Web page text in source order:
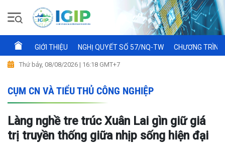
GIỚI THIỆU NGHỊ QUYẾT SỐ 57/NQ-TW CHƯƠNG
Thứ bảy, 08/08/2026 | 16:18 GMT+7
CỤM CN VÀ TIỂU THỦ CÔNG NGHIỆP
Làng nghề tre trúc Xuân Lai gìn giữ giá
trị truyền thống giữa nhịp sống hiện đại